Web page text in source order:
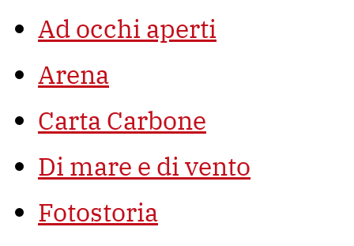
Ad occhi aperti
Arena
Carta Carbone
Di mare e di vento
Fotostoria